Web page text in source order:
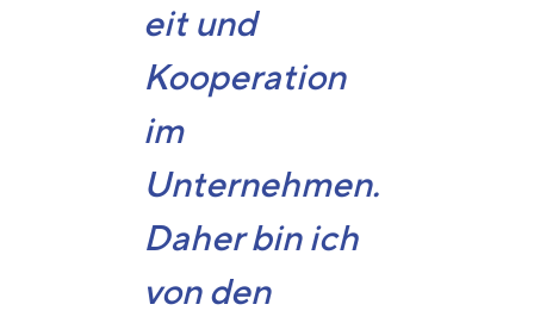
eit und
Kooperation
im
Unternehmen.
Daher bin ich
von den